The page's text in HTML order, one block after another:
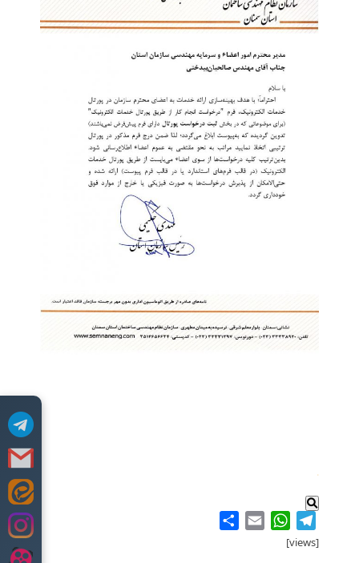
.
Telegram
WhatsApp
Email
[views]